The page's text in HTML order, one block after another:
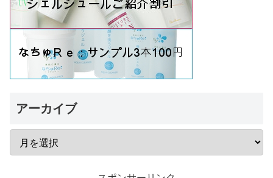
アーカイブ